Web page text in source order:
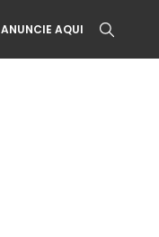
ANUNCIE AQUI